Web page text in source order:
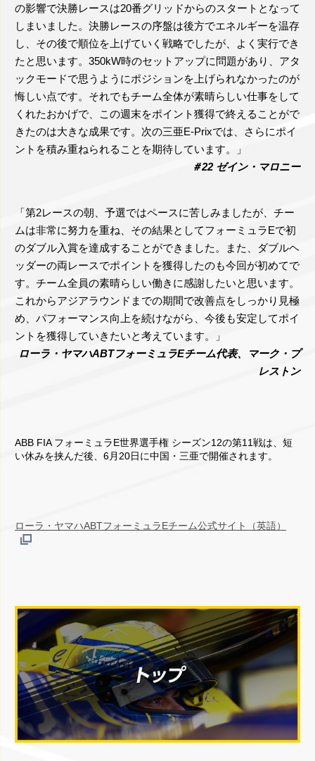
の影響で決勝レースは20番グリッドからのスタートとなって
しまいました。決勝レースの序盤は後方でエネルギーを温存
し、その後で順位を上げていく戦略でしたが、よく実行でき
たと思います。350kW時のセットアップに問題があり、アタ
ックモードで思うようにポジションを上げられなかったのが
悔しい点です。それでもチーム全体が素晴らしい仕事をして
くれたおかげで、この週末をポイント獲得で終えることがで
きたのは大きな成果です。次の三亜E-Prixでは、さらにポイ
ントを積み重ねられることを期待しています。」
＃22 ゼイン・マロニー
「第2レースの朝、予選ではペースに苦しみましたが、チー
ムは非常に努力を重ね、その結果としてフォーミュラEで初
のダブル入賞を達成することができました。また、ダブルヘ
ッダーの両レースでポイントを獲得したのも今回が初めてで
す。チーム全員の素晴らしい働きに感謝したいと思います。
これからアジアラウンドまでの期間で改善点をしっかり見極
め、パフォーマンス向上を続けながら、今後も安定してポイ
ントを獲得していきたいと考えています。」
ローラ・ヤマハABTフォーミュラEチーム代表、マーク・プ
レストン
ABB FIA フォーミュラE世界選手権 シーズン12の第11戦は、短
い休みを挟んだ後、6月20日に中国・三亜で開催されます。
ローラ・ヤマハABTフォーミュラEチーム公式サイト（英語）